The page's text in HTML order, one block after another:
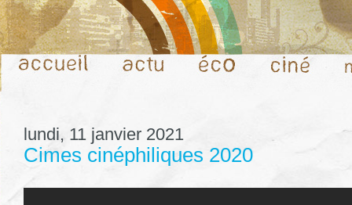
lundi, 11 janvier 2021
Cimes cinéphiliques 2020